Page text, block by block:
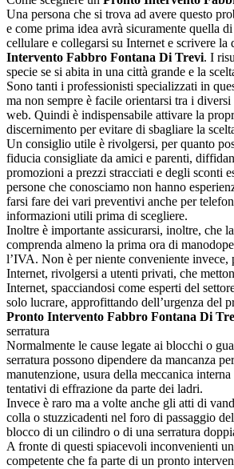
Una persona che si trova ad avere questo
e come prima idea avrà sicuramente quella
cellulare e collegarsi su Internet e scrivere la
Intervento Fabbro Fontana Di Trevi. I
specie se si abita in una città grande e la
Sono tanti i professionisti specializzati in
ma non sempre è facile orientarsi tra i
web. Quindi è indispensabile attivare la
discernimento per evitare di sbagliare la
Un consiglio utile è rivolgersi, per quanto
fiducia consigliate da amici e parenti,
promozioni a prezzi stracciati e degli sconti
persone che conosciamo non hanno
farsi fare dei vari preventivi anche per
informazioni utili prima di scegliere.
Inoltre è importante assicurarsi, inoltre, che
comprenda almeno la prima ora di
l’IVA. Non è per niente conveniente invece,
Internet, rivolgersi a utenti privati, che
Internet, spacciandosi come esperti del
solo lucrare, approfittando dell’urgenza del
Pronto Intervento Fabbro Fontana Di
serratura
Normalmente le cause legate ai blocchi o
serratura possono dipendere da mancanza
manutenzione, usura della meccanica
tentativi di effrazione da parte dei ladri.
Invece è raro ma a volte anche gli atti di
colla o stuzzicadenti nel foro di passaggio
blocco di un cilindro o di una serratura
A fronte di questi spiacevoli inconvenienti
competente che fa parte di un pronto